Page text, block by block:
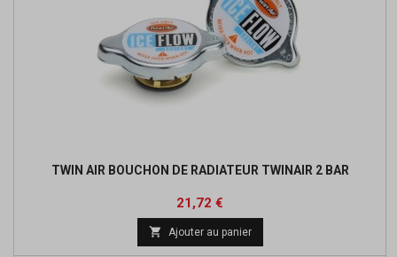
TWIN AIR BOUCHON DE RADIATEUR TWINAIR 2 BAR
Prix
21,72 €
base
 Ajouter au panier